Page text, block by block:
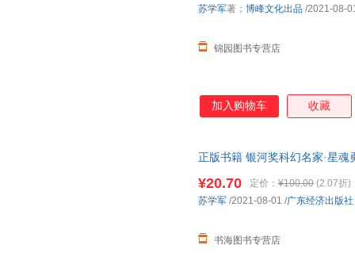
锦园图书专营店
苏学军著； 博峰文化出品 /2021-08-
加入购物车 收藏
正版书籍 银河奖科幻名家·星
¥20.70 定价： ¥100.00 (2.07折)
书海图书专营店
苏学军 /2021-08-01 /广东经济出版社